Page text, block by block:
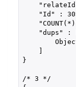
"Id" :
"dups" :
    ]
}
/* 3 */